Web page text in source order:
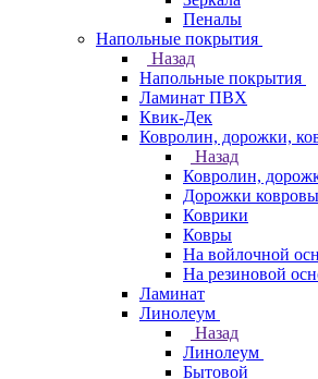
Пеналы
Напольные покрытия
Назад
Напольные покрытия
Ламинат ПВХ
Квик-Дек
Ковролин, дорожки,
Назад
Ковролин,
Дорожки
Коврики
Ковры
На войлочной
На резиновой
Ламинат
Линолеум
Назад
Линолеум
Бытовой